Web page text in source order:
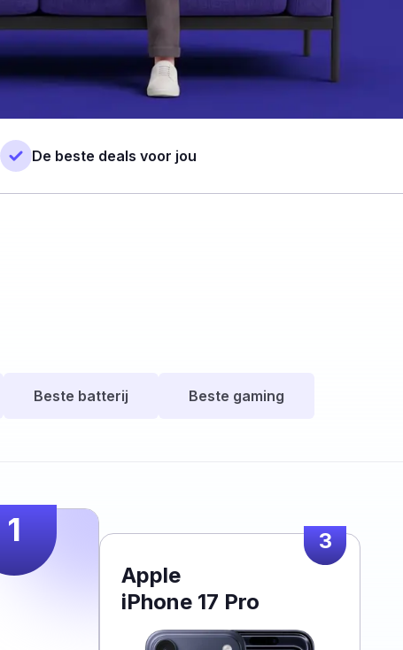
De beste deals voor jou
Beste batterij Beste gaming
1
3
Apple
iPhone 17 Pro